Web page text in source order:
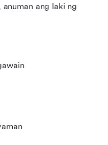
ang laki ng